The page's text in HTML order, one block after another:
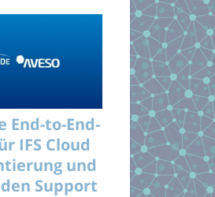
End-to-End-
IFS Cloud
und
Support